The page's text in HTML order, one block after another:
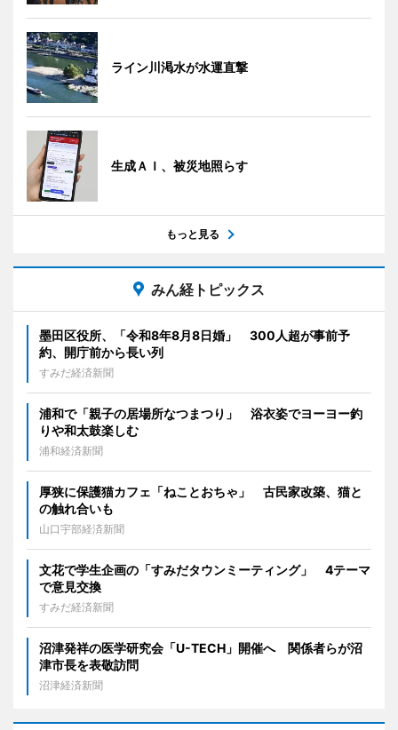
ライン川渇水が水運直撃
生成ＡＩ、被災地照らす
もっと見る
みん経トピックス
墨田区役所、「令和8年8月8日婚」 300人超が事前予
約、開庁前から長い列
すみだ経済新聞
浦和で「親子の居場所なつまつり」 浴衣姿でヨーヨー釣
りや和太鼓楽しむ
浦和経済新聞
厚狭に保護猫カフェ「ねことおちゃ」 古民家改築、猫と
の触れ合いも
山口宇部経済新聞
文花で学生企画の「すみだタウンミーティング」 4テーマ
で意見交換
すみだ経済新聞
沼津発祥の医学研究会「U-TECH」開催へ 関係者らが沼
津市長を表敬訪問
沼津経済新聞